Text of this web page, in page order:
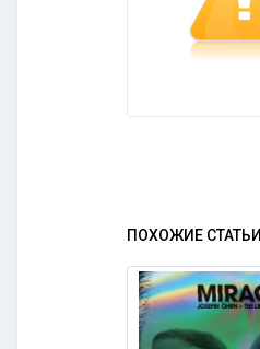
ПОХОЖИЕ СТАТЬИ